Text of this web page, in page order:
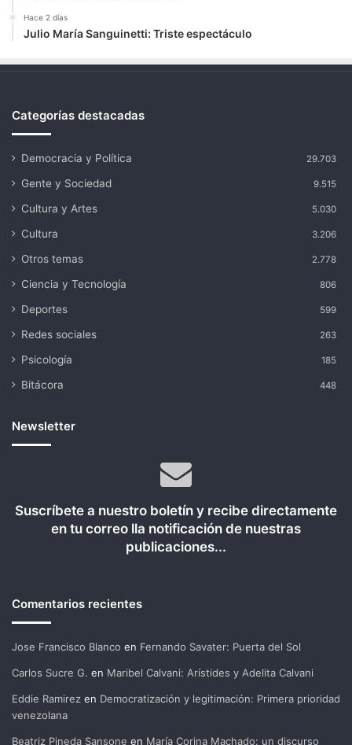
Hace 2 días
Julio María Sanguinetti: Triste espectáculo
Categorías destacadas
Democracia y Política 29.703
Gente y Sociedad 9.515
Cultura y Artes 5.030
Cultura 3.206
Otros temas 2.778
Ciencia y Tecnología 806
Deportes 599
Redes sociales 263
Psicología 185
Bitácora 448
Newsletter
Suscríbete a nuestro boletín y recibe directamente
en tu correo lla notificación de nuestras
publicaciones...
Comentarios recientes
Jose Francisco Blanco en Fernando Savater: Puerta del Sol
Carlos Sucre G. en Maribel Calvani: Arístides y Adelita Calvani
Eddie Ramirez en Democratización y legitimación: Primera prioridad
venezolana
Beatriz Pineda Sansone en María Corina Machado: un discurso